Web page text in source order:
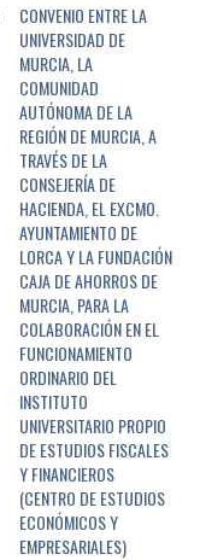
CONVENIO ENTRE LA
UNIVERSIDAD DE
MURCIA, LA
COMUNIDAD
AUTÓNOMA DE LA
REGIÓN DE MURCIA, A
TRAVÉS DE LA
CONSEJERÍA DE
HACIENDA, EL EXCMO.
AYUNTAMIENTO DE
LORCA Y LA FUNDACIÓN
CAJA DE AHORROS DE
MURCIA, PARA LA
COLABORACIÓN EN EL
FUNCIONAMIENTO
ORDINARIO DEL
INSTITUTO
UNIVERSITARIO PROPIO
DE ESTUDIOS FISCALES
Y FINANCIEROS
(CENTRO DE ESTUDIOS
ECONÓMICOS Y
EMPRESARIALES)